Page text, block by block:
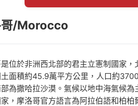
哥/Morocco
位於非洲西北部的君主立憲制國家
面積約45.9萬平方公里，人口約
為撒哈拉沙漠。氣候以地中海氣候
，摩洛哥官方語言為阿拉伯語和柏